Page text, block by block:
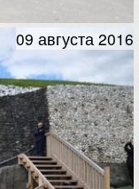
09 августа 2016